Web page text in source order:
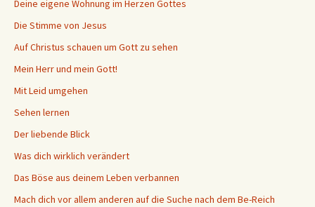
Deine eigene Wohnung im Herzen Gottes
Die Stimme von Jesus
Auf Christus schauen um Gott zu sehen
Mein Herr und mein Gott!
Mit Leid umgehen
Sehen lernen
Der liebende Blick
Was dich wirklich verändert
Das Böse aus deinem Leben verbannen
Mach dich vor allem anderen auf die Suche nach dem Be-Reich